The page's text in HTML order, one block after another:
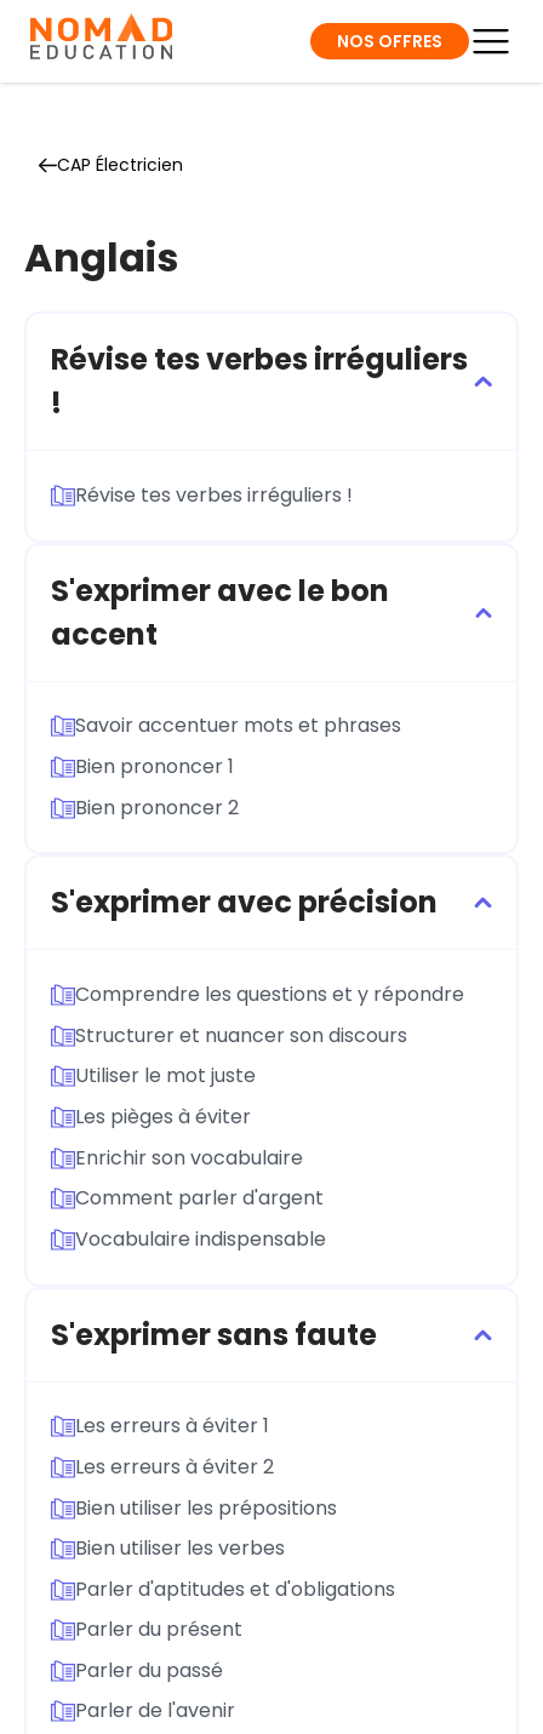
NOS OFFRES
CAP Électricien
Anglais
Révise tes verbes irréguliers
!
Révise tes verbes irréguliers !
S'exprimer avec le bon
accent
Savoir accentuer mots et phrases
Bien prononcer 1
Bien prononcer 2
S'exprimer avec précision
Comprendre les questions et y répondre
Structurer et nuancer son discours
Utiliser le mot juste
Les pièges à éviter
Enrichir son vocabulaire
Comment parler d'argent
Vocabulaire indispensable
S'exprimer sans faute
Les erreurs à éviter 1
Les erreurs à éviter 2
Bien utiliser les prépositions
Bien utiliser les verbes
Parler d'aptitudes et d'obligations
Parler du présent
Parler du passé
Parler de l'avenir